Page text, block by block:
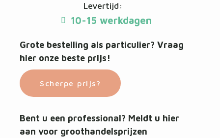
Levertijd:
10-15 werkdagen
Grote bestelling als particulier? Vraag
hier onze beste prijs!
Scherpe prijs?
Bent u een professional? Meldt u hier
aan voor groothandelsprijzen